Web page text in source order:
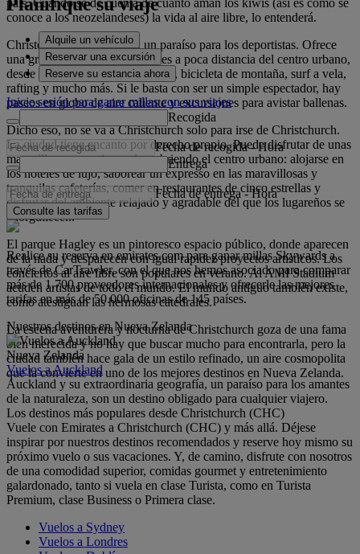
conoce a los neozelandeses) la vida al aire libre, lo entenderá.
Christchurch es, en efecto, un paraíso para los deportistas. Ofrece
una gran variedad de actividades a poca distancia del centro urbano,
desde esquí y golf hasta puenting, bicicleta de montaña, surf a vela,
rafting y mucho más. Si le basta con ser un simple espectador, hay
paseos en globo de aire caliente y excursiones para avistar ballenas.
Dicho eso, no se va a Christchurch solo para irse de Christchurch.
La ciudad tiene encanto por derecho propio. Puede disfrutar de unas
maravillosas vacaciones descubriendo el centro urbano: alojarse en
los hoteles de lujo, saborear un expresso en las maravillosas y
tranquilas cafeterías, comer en restaurantes de cinco estrellas y
disfrutar del ambiente relajado y agradable del que los lugareños se
enorgullecen.
El parque Hagley es un pintoresco espacio público, donde aparecen
de la nada y desparecen con igual rapidez proyectos artísticos. Los
conciertos al aire libre son populares en verano. Al AMI Stadium
acuden artistas de todo el mundo. El mundo antiguo también existe,
como atestiguan las hermosas catedrales.
La escena aventurera y nocturna de Christchurch goza de una fama
bien merecida y no hay que buscar mucho para encontrarla, pero la
ciudad también hace gala de un estilo refinado, un aire cosmopolita
que la convierte en uno de los mejores destinos en Nueva Zelanda.
Alquile un vehículo
Reservar una excursión
Reserve su estancia ahora
Inicie sesión para ganar millas con sus viajes
Recogida
Fecha de recogida - Hora
Entrega
Fecha de entrega - Hora
Consulte las tarifas
Realice su reserva en emirates.com para ganar millas Skywards a
través de CarTrawler, con el que nos hemos asociado para comparar
más de 1.700 proveedores internacionales y ofrecerle las mejores
tarifas en más de 50.000 oficinas de 145 países.
Nuestros destinos en Nueva Zelanda
Nueva Zelanda
Vuelos a Auckland
Auckland y su extraordinaria geografía, un paraíso para los amantes
de la naturaleza, son un destino obligado para cualquier viajero.
Los destinos más populares desde Christchurch (CHC)
Vuele con Emirates a Christchurch (CHC) y más allá. Déjese
inspirar por nuestros destinos recomendados y reserve hoy mismo su
próximo vuelo o sus vacaciones. Y, de camino, disfrute con nosotros
de una comodidad superior, comidas gourmet y entretenimiento
galardonado, tanto si vuela en clase Turista, como en Turista
Premium, clase Business o Primera clase.
Vuelos a Sydney
Vuelos a Londres